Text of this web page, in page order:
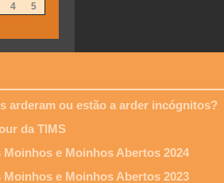
4 5
arderam ou estão a arder incógnitos?
da TIMS
Moinhos e Moinhos Abertos 2024
Moinhos e Moinhos Abertos 2023